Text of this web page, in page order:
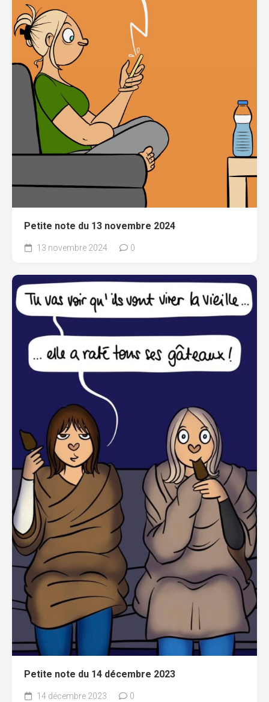
Petite note du 13 novembre 2024
13 novembre 2024 0
Petite note du 14 décembre 2023
14 décembre 2023 0